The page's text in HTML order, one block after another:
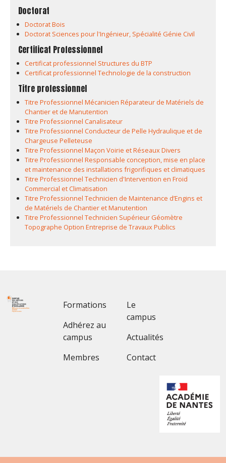
Doctorat
Doctorat Bois
Doctorat Sciences pour l'Ingénieur, Spécialité Génie Civil
Certificat Professionnel
Certificat professionnel Structures du BTP
Certificat professionnel Technologie de la construction
Titre professionnel
Titre Professionnel Mécanicien Réparateur de Matériels de
Chantier et de Manutention
Titre Professionnel Canalisateur
Titre Professionnel Conducteur de Pelle Hydraulique et de
Chargeuse Pelleteuse
Titre Professionnel Maçon Voirie et Réseaux Divers
Titre Professionnel Responsable conception, mise en place
et maintenance des installations frigorifiques et climatiques
Titre Professionnel Technicien d'Intervention en Froid
Commercial et Climatisation
Titre Professionnel Technicien de Maintenance d’Engins et
de Matériels de Chantier et Manutention
Titre Professionnel Technicien Supérieur Géomètre
Topographe Option Entreprise de Travaux Publics
Footer 1
Formations
Adhérez au
campus
Membres
Footer 2
Le
campus
Actualités
Contact